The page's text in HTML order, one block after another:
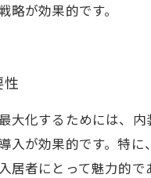
略が効果的です。
性
大化するためには、
入が効果的です。特
居者にとって魅力的